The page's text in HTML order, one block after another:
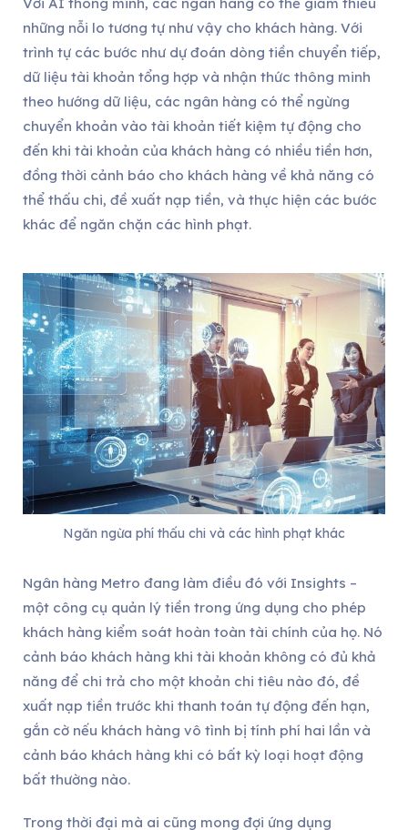
những nỗi lo tương tự như vậy cho khách hàng. Với
trình tự các bước như dự đoán dòng tiền chuyển tiếp,
dữ liệu tài khoản tổng hợp và nhận thức thông minh
theo hướng dữ liệu, các ngân hàng có thể ngừng
chuyển khoản vào tài khoản tiết kiệm tự động cho
đến khi tài khoản của khách hàng có nhiều tiền hơn,
đồng thời cảnh báo cho khách hàng về khả năng có
thể thấu chi, đề xuất nạp tiền, và thực hiện các bước
khác để ngăn chặn các hình phạt.
Ngăn ngừa phí thấu chi và các hình phạt khác
Ngân hàng Metro đang làm điều đó với Insights –
một công cụ quản lý tiền trong ứng dụng cho phép
khách hàng kiểm soát hoàn toàn tài chính của họ. Nó
cảnh báo khách hàng khi tài khoản không có đủ khả
năng để chi trả cho một khoản chi tiêu nào đó, đề
xuất nạp tiền trước khi thanh toán tự động đến hạn,
gắn cờ nếu khách hàng vô tình bị tính phí hai lần và
cảnh báo khách hàng khi có bất kỳ loại hoạt động
bất thường nào.
Trong thời đại mà ai cũng mong đợi ứng dụng